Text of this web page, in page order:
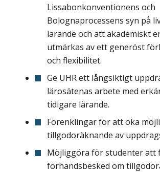
Lissabonkonventionens och
Bolognaprocessens syn på
lärande och att akademiskt
utmärkas av ett generöst
och flexibilitet.
Ge UHR ett långsiktigt
lärosätenas arbete med
tidigare lärande.
Förenklingar för att öka
tillgodoräknande av
Möjliggöra för studenter att
förhandsbesked om